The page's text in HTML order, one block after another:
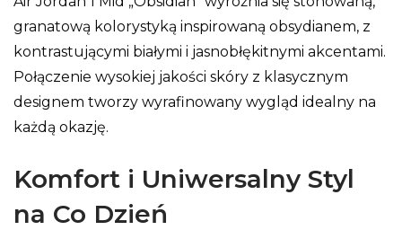
granatową kolorystyką inspirowaną obsydianem, z
kontrastującymi białymi i jasnobłękitnymi akcentami.
Połączenie wysokiej jakości skóry z klasycznym
designem tworzy wyrafinowany wygląd idealny na
każdą okazję.
Komfort i Uniwersalny Styl
na Co Dzień